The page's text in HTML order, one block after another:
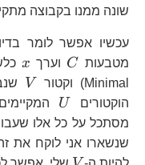
שונה ממנו בקבוצה
עכשיו אפשר לומר
מטבעות C וערך x M
Minimal) וקטור
V
הוקטורים
U
C\cdot
U=xמסתכל על כל אלו
שנשארו אני לוקח את